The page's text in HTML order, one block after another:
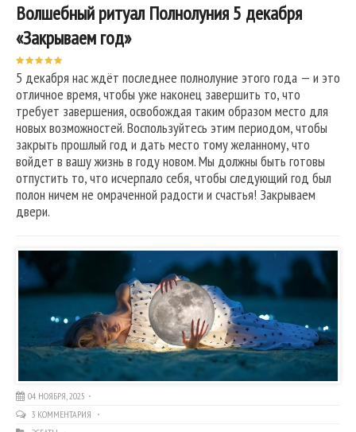
Волшебный ритуал Полнолуния 5 декабря
«Закрываем год»
5 декабря нас ждёт последнее полнолуние этого года — и это
отличное время, чтобы уже наконец завершить то, что
требует завершения, освобождая таким образом место для
новых возможностей. Воспользуйтесь этим периодом, чтобы
закрыть прошлый год и дать место тому желанному, что
войдет в вашу жизнь в году новом. Мы должны быть готовы
отпустить то, что исчерпало себя, чтобы следующий год был
полон ничем не омраченной радости и счастья! Закрываем
двери.
04 НОЯБРЯ, 2025
3 КОММЕНТАРИЯ